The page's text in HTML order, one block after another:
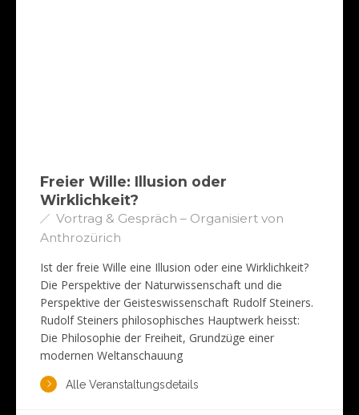
Freier Wille: Illusion oder
Wirklichkeit?
Vortrag & Gespräch – Organisiert von
Anthrozürich
Ist der freie Wille eine Illusion oder eine Wirklichkeit?
Die Perspektive der Naturwissenschaft und die
Perspektive der Geisteswissenschaft Rudolf Steiners.
Rudolf Steiners philosophisches Hauptwerk heisst:
Die Philosophie der Freiheit, Grundzüge einer
modernen Weltanschauung
Alle Veranstaltungsdetails